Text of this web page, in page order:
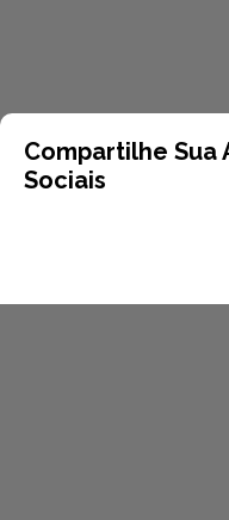
Compartilhe Sua
Sociais